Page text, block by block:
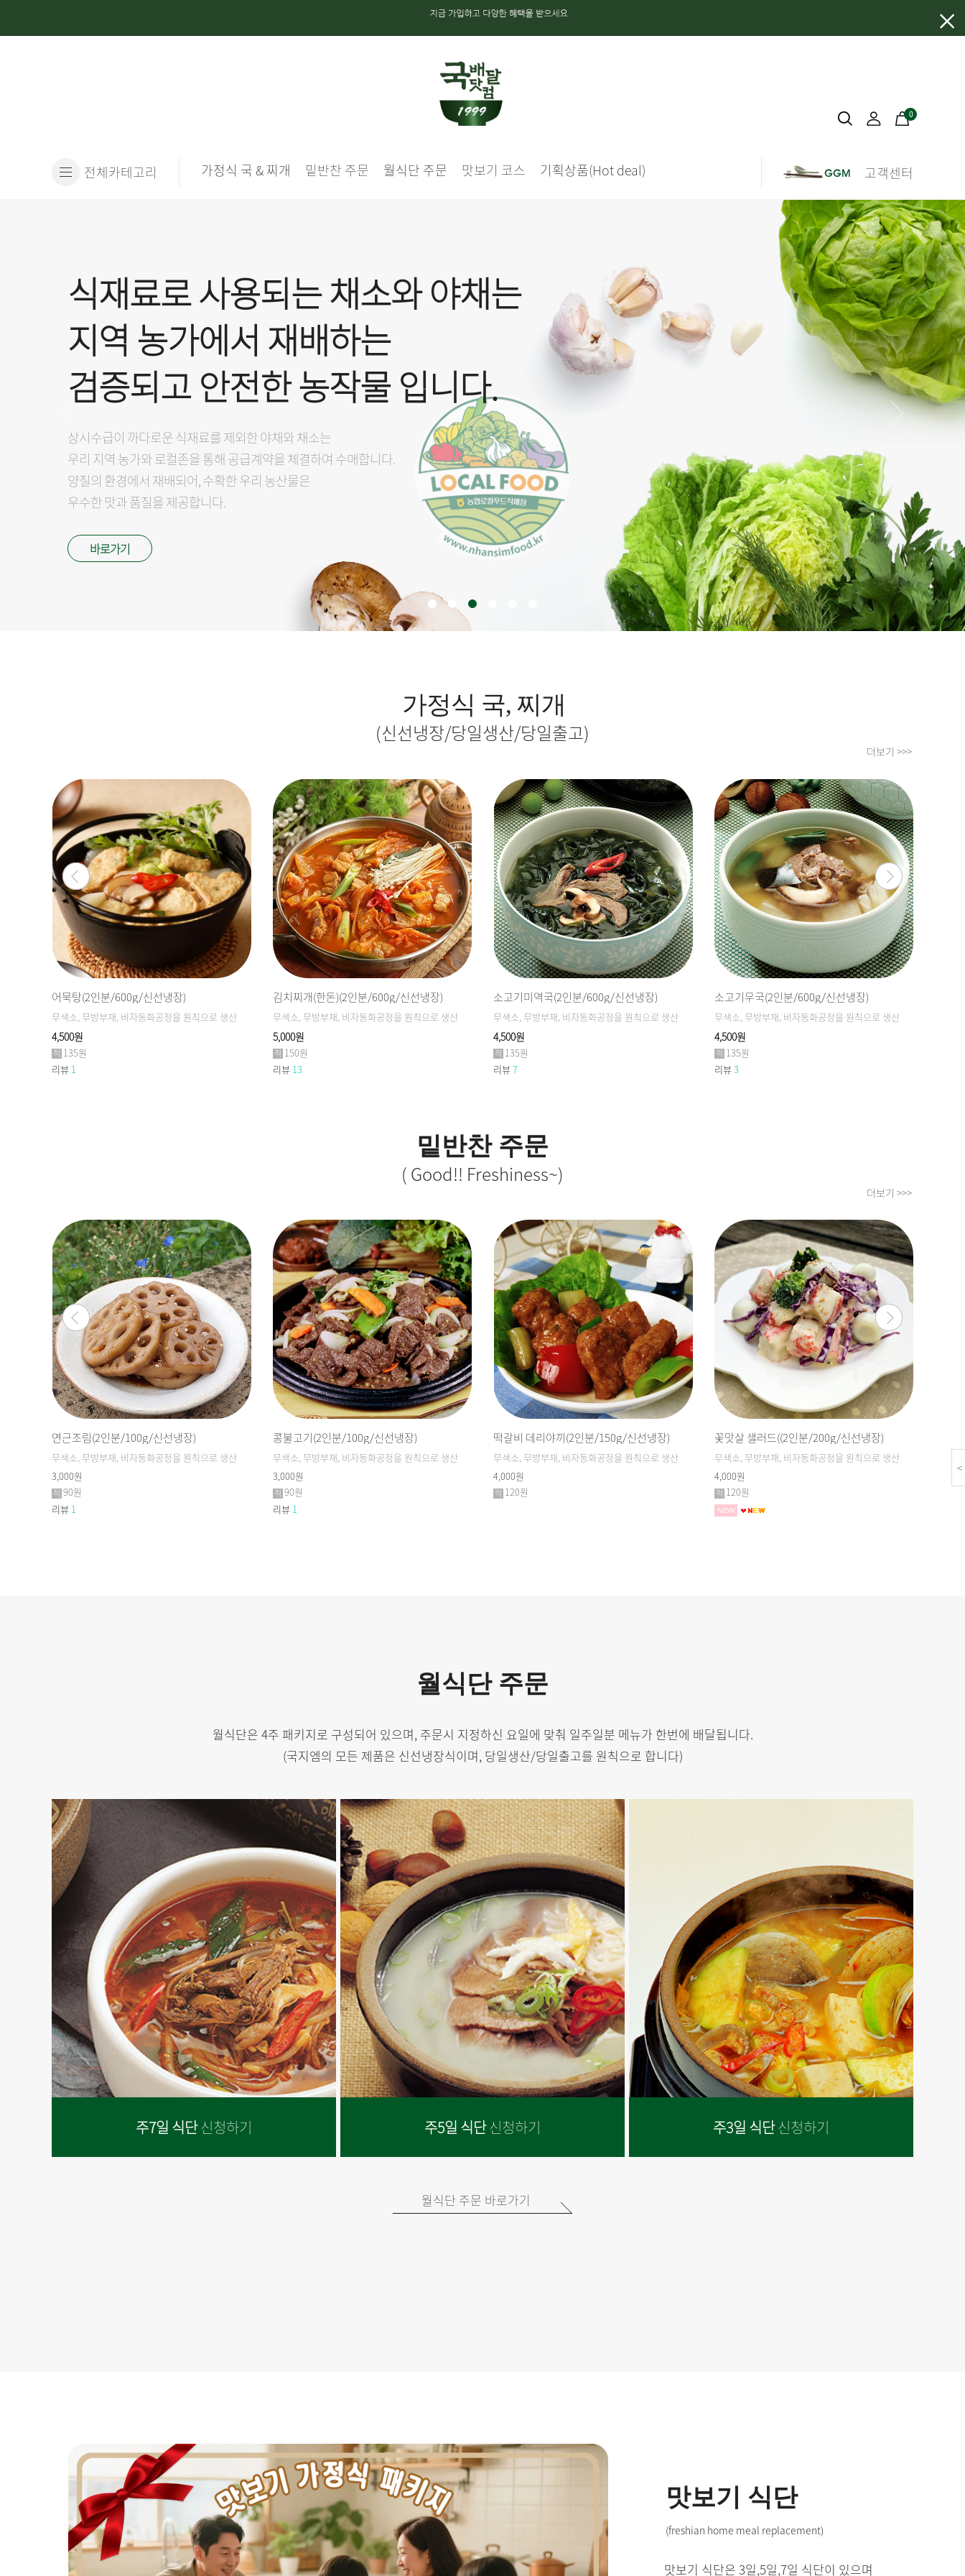
×
0
전체카테고리 가정식 국 & 찌개 밑반찬 주문 월식단 주문 맛보기 코스 기획상품(Hot deal) 고객센터
소와 야채는
물 입니다.
끝을 모르고 상승
현명한 해결책은
직접 장을 봐서 요리하면 정말 더 저렴할까요?..
조리시간 절약 / 가계비용 절약 / 생활의 여유와 휴식
바로가기
가정식 국, 찌개
(신선냉장/당일생산/당일출고)
더보기 >>>
어묵탕(2인분/600g/신선냉장)
무색소, 무방부재, 비자동화공정을 원칙으로 생산
4,500원
135원
리뷰 1
김치찌개(한돈)(2인분/600g/신선냉장)
무색소, 무방부재, 비자동화공정을 원칙으로 생산
5,000원
150원
리뷰 13
소고기미역국(2인분/600g/신선냉장)
무색소, 무방부재, 비자동화공정을 원칙으로 생산
4,500원
135원
리뷰7
소고기무국(2인분/600g/신선냉장)
무색소, 무방부재, 비자동화공정을 원칙으로 생산
4,500원
135원
리뷰3
밑반찬 주문
( Good!! Freshiness~)
더보기 >>>
연근조림(2인분/100g/신선냉장)
무색소, 무방부재, 비자동화공정을 원칙으로 생산
3,000원
90원
리뷰 1
콩불고기(2인분/100g/신선냉장)
무색소, 무방부재, 비자동화공정을 원칙으로 생산
3,000원
90원
리뷰 1
떡갈비 데리야끼(2인분/150g/신선냉장)
무색소, 무방부재, 비자동화공정을 원칙으로 생산
4,000원
120원
꽃맛살 샐러드((2인분/200g/신선냉장)
무색소, 무방부재, 비자동화공정을 원칙으로 생산
4,000원
120원
월식단 주문
월식단은 4주 패키지로 구성되어 있으며, 주문시 지정하신 요일에 맞춰 일주일분 메뉴가 한번에 배달됩니다.
(국지엠의 모든 제품은 신선냉장식이며, 당일생산/당일출고를 원칙으로 합니다)
주7일 식단신청하기 주5일 식단신청하기 주3일 식단신청하기
월식단 주문 바로가기
맛보기 식단
(freshian home meal replacement)
맛보기 식단은 3일,5일,7일 식단이 있으며
<